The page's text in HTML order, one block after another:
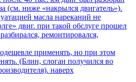
(см. ниже «накрылся двигатель»).
масла нареканий не
двиг. при такой обслуге прошел
ремонтировался,
применять, но при этом
(Блин, слоган получился во
наверх